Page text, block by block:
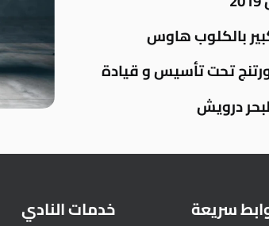
بالكلوب هاوس
تحت تأسيس و قيادة
درويش
سريعة خدمات النادي